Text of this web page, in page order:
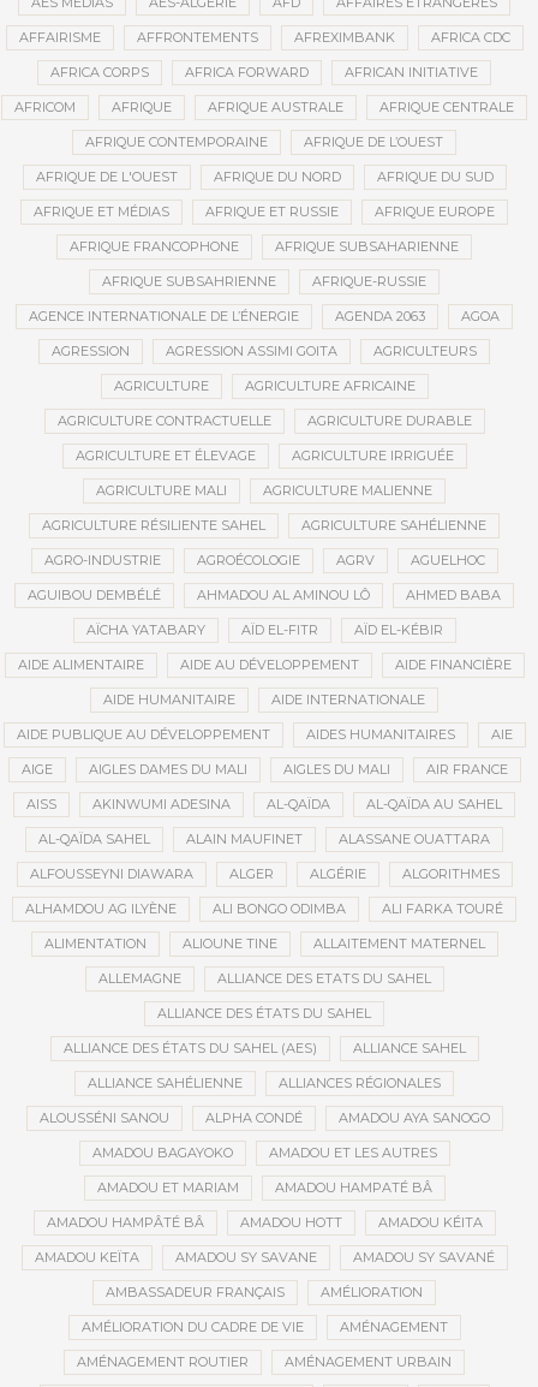
AFFAIRISME AFFRONTEMENTS AFREXIMBANK AFRICA CDC
AFRICA CORPS AFRICA FORWARD AFRICAN INITIATIVE
AFRICOM AFRIQUE AFRIQUE AUSTRALE AFRIQUE CENTRALE
AFRIQUE CONTEMPORAINE AFRIQUE DE L’OUEST
AFRIQUE DE L'OUEST AFRIQUE DU NORD AFRIQUE DU SUD
AFRIQUE ET MÉDIAS AFRIQUE ET RUSSIE AFRIQUE EUROPE
AFRIQUE FRANCOPHONE AFRIQUE SUBSAHARIENNE
AFRIQUE SUBSAHRIENNE AFRIQUE-RUSSIE
AGENCE INTERNATIONALE DE L’ÉNERGIE AGENDA 2063 AGOA
AGRESSION AGRESSION ASSIMI GOITA AGRICULTEURS
AGRICULTURE AGRICULTURE AFRICAINE
AGRICULTURE CONTRACTUELLE AGRICULTURE DURABLE
AGRICULTURE ET ÉLEVAGE AGRICULTURE IRRIGUÉE
AGRICULTURE MALI AGRICULTURE MALIENNE
AGRICULTURE RÉSILIENTE SAHEL AGRICULTURE SAHÉLIENNE
AGRO-INDUSTRIE AGROÉCOLOGIE AGRV AGUELHOC
AGUIBOU DEMBÉLÉ AHMADOU AL AMINOU LÔ AHMED BABA
AÏCHA YATABARY AÏD EL-FITR AÏD EL-KÉBIR
AIDE ALIMENTAIRE AIDE AU DÉVELOPPEMENT AIDE FINANCIÈRE
AIDE HUMANITAIRE AIDE INTERNATIONALE
AIDE PUBLIQUE AU DÉVELOPPEMENT AIDES HUMANITAIRES AIE
AIGE AIGLES DAMES DU MALI AIGLES DU MALI AIR FRANCE
AISS AKINWUMI ADESINA AL-QAÏDA AL-QAÏDA AU SAHEL
AL-QAÏDA SAHEL ALAIN MAUFINET ALASSANE OUATTARA
ALFOUSSEYNI DIAWARA ALGER ALGÉRIE ALGORITHMES
ALHAMDOU AG ILYÈNE ALI BONGO ODIMBA ALI FARKA TOURÉ
ALIMENTATION ALIOUNE TINE ALLAITEMENT MATERNEL
ALLEMAGNE ALLIANCE DES ETATS DU SAHEL
ALLIANCE DES ÉTATS DU SAHEL
ALLIANCE DES ÉTATS DU SAHEL (AES) ALLIANCE SAHEL
ALLIANCE SAHÉLIENNE ALLIANCES RÉGIONALES
ALOUSSÉNI SANOU ALPHA CONDÉ AMADOU AYA SANOGO
AMADOU BAGAYOKO AMADOU ET LES AUTRES
AMADOU ET MARIAM AMADOU HAMPATÉ BÂ
AMADOU HAMPÂTÉ BÂ AMADOU HOTT AMADOU KÉITA
AMADOU KEÏTA AMADOU SY SAVANE AMADOU SY SAVANÉ
AMBASSADEUR FRANÇAIS AMÉLIORATION
AMÉLIORATION DU CADRE DE VIE AMÉNAGEMENT
AMÉNAGEMENT ROUTIER AMÉNAGEMENT URBAIN